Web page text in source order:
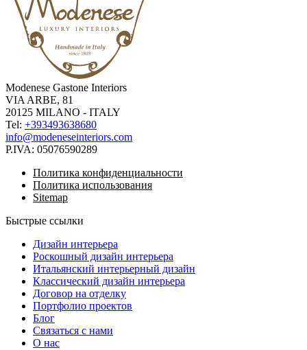
Modenese Gastone Interiors
VIA ARBE, 81
20125 MILANO - ITALY
Tel: +393493638680
info@modeneseinteriors.com
P.IVA: 05076590289
Политика конфиденциальности
Политика использования
Sitemap
Быстрые ссылки
Дизайн интерьера
Роскошный дизайн интерьера
Итальянский интерьерный дизайн
Классический дизайн интерьера
Договор на отделку
Портфолио проектов
Блог
Связаться с нами
О нас